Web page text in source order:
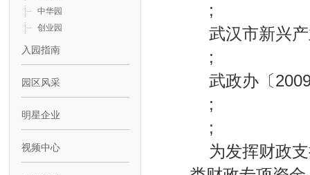
中华园
创业园
入园指南
园区风采
明星企业
视频中心
;
武汉市新兴
;
武政办〔
;
;
为发挥财政